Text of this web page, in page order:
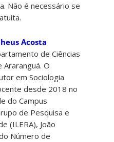
Não é necessário se
Acosta
de Ciências
Araranguá. O
em Sociologia
desde 2018 no
do Campus
de Pesquisa e
(ILERA), João
Número de